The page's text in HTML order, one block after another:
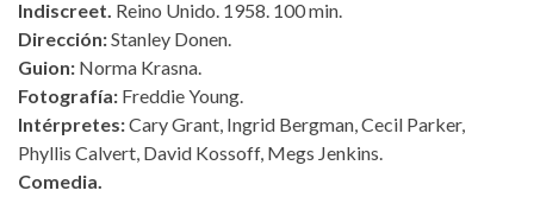
Indiscreet. Reino Unido. 1958. 100 min.
Dirección:Stanley Donen.
Guion: Norma Krasna.
Fotografía: Freddie Young.
Intérpretes:Cary Grant, Ingrid Bergman, Cecil Parker,
Phyllis Calvert, David Kossoff, Megs Jenkins.
Comedia.